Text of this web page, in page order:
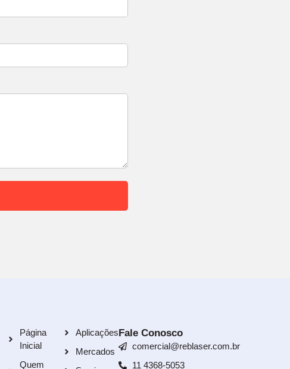
Página
Inicial
Quem
Aplicações
Mercados
Fale Conosco
comercial@reblaser.com.br
11 4368-5053